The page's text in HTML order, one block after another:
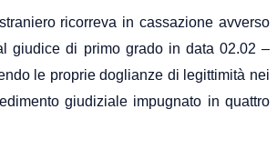
ricorreva in cassazione avverso
giudice di primo grado in data 02.02 –
le proprie doglianze di legittimità nei
giudiziale impugnato in quattro